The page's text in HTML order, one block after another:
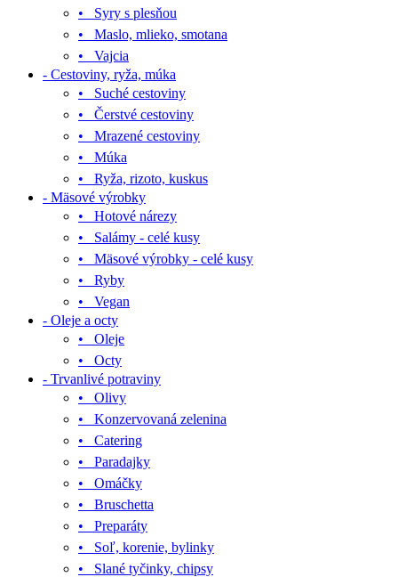
• Syry s plesňou
• Maslo, mlieko, smotana
• Vajcia
- Cestoviny, ryža, múka
• Suché cestoviny
• Čerstvé cestoviny
• Mrazené cestoviny
• Múka
• Ryža, rizoto, kuskus
- Mäsové výrobky
• Hotové nárezy
• Salámy - celé kusy
• Mäsové výrobky - celé kusy
• Ryby
• Vegan
- Oleje a octy
• Oleje
• Octy
- Trvanlivé potraviny
• Olivy
• Konzervovaná zelenina
• Catering
• Paradajky
• Omáčky
• Bruschetta
• Preparáty
• Soľ, korenie, bylinky
• Slané tyčinky, chipsy